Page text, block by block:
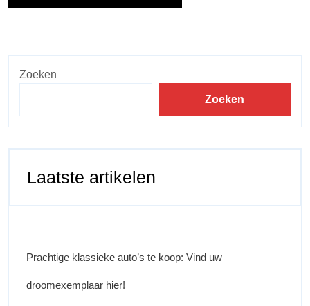
Zoeken
Zoeken
Laatste artikelen
Prachtige klassieke auto’s te koop: Vind uw
droomexemplaar hier!